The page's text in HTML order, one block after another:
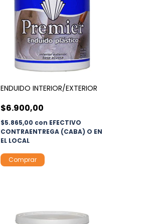
ENDUIDO INTERIOR/EXTERIOR
$6.900,00
$5.865,00 con EFECTIVO
CONTRAENTREGA (CABA) O EN
EL LOCAL
Comprar